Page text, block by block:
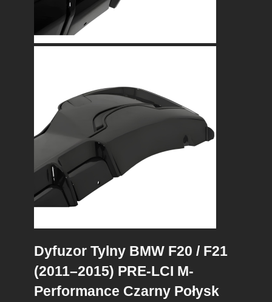
Dyfuzor Tylny BMW F20 / F21
(2011–2015) PRE-LCI M-
Performance Czarny Połysk